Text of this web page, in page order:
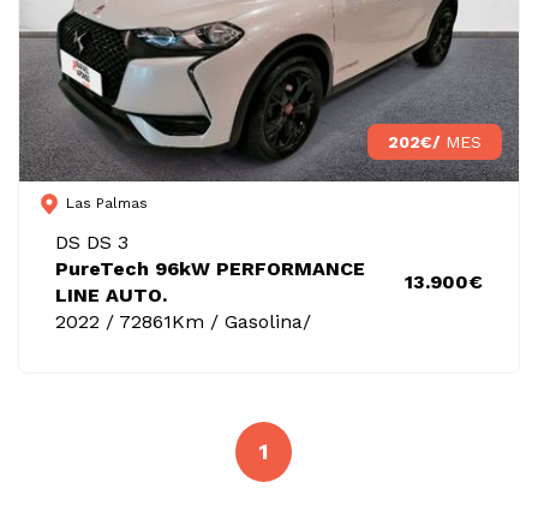
202€/ MES
Las Palmas
DS DS 3
PureTech 96kW PERFORMANCE
LINE AUTO.
2022 / 72861Km / Gasolina/
13.900€
1